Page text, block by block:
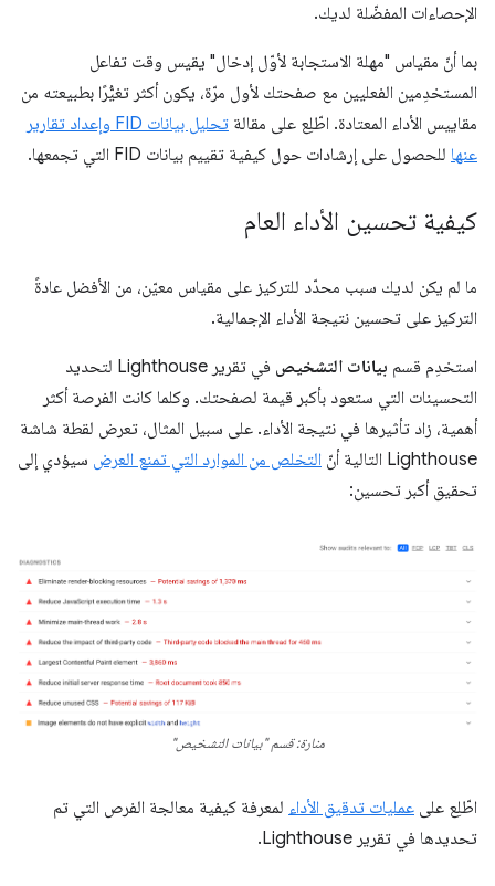
الإحصاءات المفضّلة لديك.
بما أنّ مقياس "مهلة الاستجابة لأوّل إدخال" يقيس وقت تفاعل
المستخدِمين الفعليين مع صفحتك لأول مرّة، يكون أكثر تغيُّرًا بطبيعته من
مقاييس الأداء المعتادة. اطّلِع على مقالة
تحليل بيانات FID وإعداد تقارير
عنها للحصول على إرشادات حول كيفية تقييم بيانات FID التي تجمعها.
كيفية تحسين الأداء العام
ما لم يكن لديك سبب محدّد للتركيز على مقياس معيّن، من الأفضل عادةً
التركيز على تحسين نتيجة الأداء الإجمالية.
استخدِم قسم بيانات التشخيص
في تقرير Lighthouse لتحديد
التحسينات التي ستعود بأكبر قيمة لصفحتك. وكلما كانت الفرصة أكثر
أهمية، زاد تأثيرها في نتيجة الأداء. على سبيل المثال، تعرض لقطة شاشة
Lighthouse التالية أنّ
التخلص من الموارد التي تمنع العرض سيؤدي إلى
تحقيق أكبر تحسين:
منارة: قسم "بيانات التشخيص"
اطّلِع على عمليات تدقيق الأداء لمعرفة كيفية معالجة الفرص التي تم
تحديدها في تقرير Lighthouse.